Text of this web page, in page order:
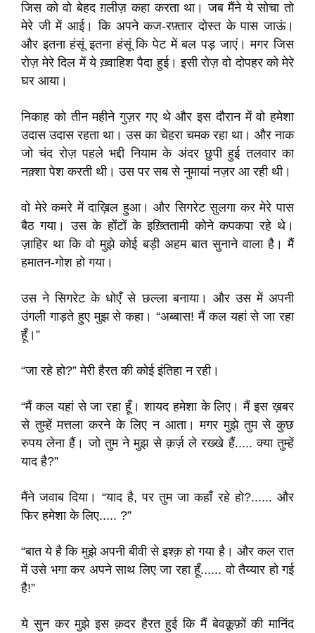
जिस को वो बेहद ग़लीज़ कहा करता था। जब मैंने ये सोचा तो
मेरे जी में आई। कि अपने कज-रफ़्तार दोस्त के पास जाऊं।
और इतना हंसूं इतना हंसूं कि पेट में बल पड़ जाएं। मगर जिस
रोज़ मेरे दिल में ये ख़्वाहिश पैदा हुई। इसी रोज़ वो दोपहर को मेरे
घर आया।
निकाह को तीन महीने गुज़र गए थे और इस दौरान में वो हमेशा
उदास उदास रहता था। उस का चेहरा चमक रहा था। और नाक
जो चंद रोज़ पहले भद्दी नियाम के अंदर छुपी हुई तलवार का
नक़्शा पेश करती थी। उस पर सब से नुमायां नज़र आ रही थी।
वो मेरे कमरे में दाख़िल हुआ। और सिगरेट सुलगा कर मेरे पास
बैठ गया। उस के होंटों के इख़्तितामी कोने कपकपा रहे थे।
ज़ाहिर था कि वो मुझे कोई बड़ी अहम बात सुनाने वाला है। मैं
हमातन-गोश हो गया।
उस ने सिगरेट के धोएँ से छल्ला बनाया। और उस में अपनी
उंगली गाड़ते हुए मुझ से कहा। “अब्बास! मैं कल यहां से जा रहा
हूँ।”
“जा रहे हो?” मेरी हैरत की कोई इंतिहा न रही।
“मैं कल यहां से जा रहा हूँ। शायद हमेशा के लिए। मैं इस ख़बर
से तुम्हें मत्तला करने के लिए न आता। मगर मुझे तुम से कुछ
रुपय लेना हैं। जो तुम ने मुझ से क़र्ज़ ले रख्खे हैं..... क्या तुम्हें
याद है?”
मैंने जवाब दिया। “याद है, पर तुम जा कहाँ रहे हो?...... और
फिर हमेशा के लिए..... ?”
“बात ये है कि मुझे अपनी बीवी से इश्क़ हो गया है। और कल रात
में उसे भगा कर अपने साथ लिए जा रहा हूँ...... वो तैय्यार हो गई
है!”
ये सुन कर मुझे इस क़दर हैरत हुई कि मैं बेवक़ूफ़ों की मानिंद